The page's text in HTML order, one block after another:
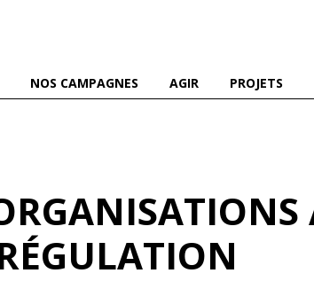
NOS CAMPAGNES AGIR PROJETS